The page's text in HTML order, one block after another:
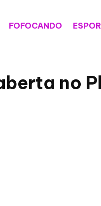
FOFOCANDO
no